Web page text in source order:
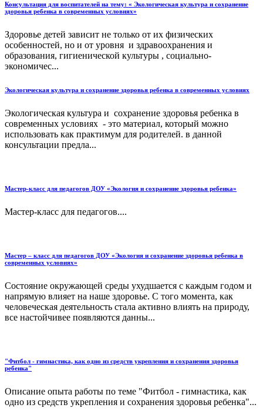
Консультация для воспитателей на тему: « Экологическая культура и сохранение
здоровья ребенка в современных условиях»
Здоровье детей зависит не только от их физических
особенностей, но и от уровня и здравоохранения и
образования, гигиенической культуры , социально-
экономичес...
Экологическая культура и сохранение здоровья ребенка в современных условиях
Экологическая культура и сохранение здоровья ребенка в
современных условиях - это материал, который можно
использовать как практимум для родителей. в данной
консультации предла...
Мастер-класс для педагогов ДОУ «Экология и сохранение здоровья ребенка»
Мастер-класс для педагогов....
Мастер – класс для педагогов ДОУ «Экология и сохранение здоровья ребенка в
современных условиях»
Состояние окружающей среды ухудшается с каждым годом и
напрямую влияет на наше здоровье. С того момента, как
человеческая деятельность стала активно влиять на природу,
все настойчивее появляются данны...
"Фитбол - гимнастика, как одно из средств укрепления и сохранения здоровья
ребенка"
Описание опыта работы по теме "Фитбол - гимнастика, как
одно из средств укрепления и сохранения здоровья ребенка"...